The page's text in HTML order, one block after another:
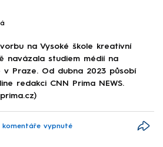
na Vysoké škole kreativní
navázala studiem médií na
v Praze. Od dubna 2023 působí
redakci CNN Prima NEWS.
vypnuté